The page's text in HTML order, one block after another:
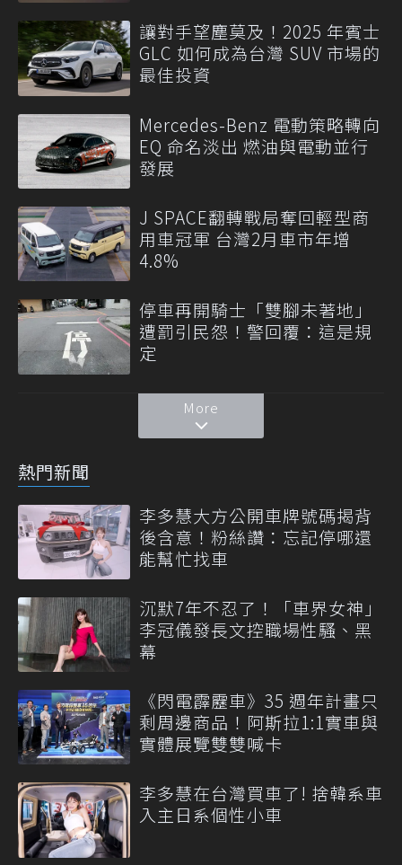
讓對手望塵莫及！2025 年賓士
GLC 如何成為台灣 SUV 市場的
最佳投資
Mercedes-Benz 電動策略轉向
EQ 命名淡出 燃油與電動並行
發展
J SPACE翻轉戰局奪回輕型商
用車冠軍 台灣2月車市年增
4.8%
停車再開騎士「雙腳未著地」
遭罰引民怨！警回覆：這是規
定
More
熱門新聞
李多慧大方公開車牌號碼揭背
後含意！粉絲讚：忘記停哪還
能幫忙找車
沉默7年不忍了！「車界女神」
李冠儀發長文控職場性騷、黑
幕
《閃電霹靂車》35 週年計畫只
剩周邊商品！阿斯拉1:1實車與
實體展覽雙雙喊卡
李多慧在台灣買車了! 捨韓系車
入主日系個性小車